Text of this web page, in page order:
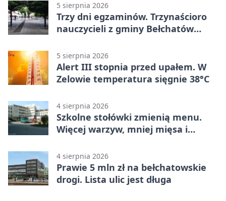
5 sierpnia 2026
Trzy dni egzaminów. Trzynaścioro
nauczycieli z gminy Bełchatów
5 sierpnia 2026
Alert III stopnia przed upałem. W
Zelowie temperatura sięgnie 38°C
4 sierpnia 2026
Szkolne stołówki zmienią menu.
Więcej warzyw, mniej mięsa i
4 sierpnia 2026
Prawie 5 mln zł na bełchatowskie
drogi. Lista ulic jest długa